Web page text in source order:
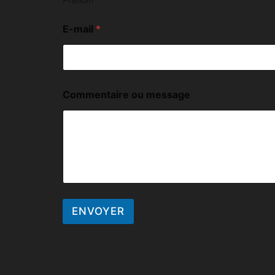
E-mail *
Commentaire ou message
ENVOYER